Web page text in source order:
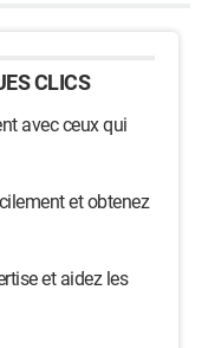
CLICS
avec ceux qui
et obtenez
et aidez les